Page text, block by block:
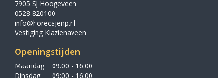
7905 SJ Hoogeveen
0528 820100
info@horecajenp.nl
Vestiging Klazienaveen
Openingstijden
Maandag
09:00 - 16:00
Dinsdag
09:00 - 16:00